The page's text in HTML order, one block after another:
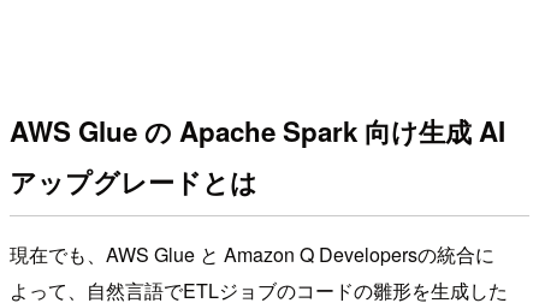
AWS Glue の Apache Spark 向け生成 AI
アップグレードとは
現在でも、AWS Glue と Amazon Q Developersの統合に
よって、自然言語でETLジョブのコードの雛形を生成した